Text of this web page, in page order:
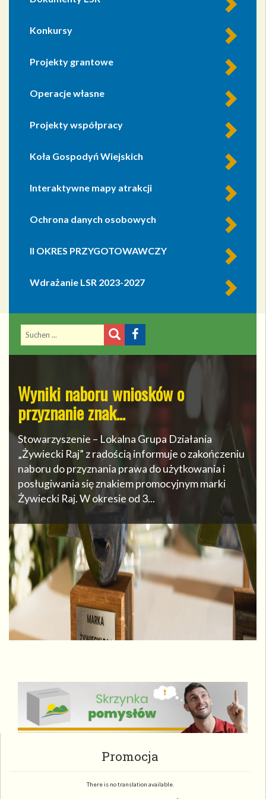
Konkursy
Projekty grantowe
Operacje własne
Projekty współpracy
Koła Gospodyń Wiejskich
Interaktywne mapy atrakcji
Ochrona danych osobowych
II OKRES PRZYGOTOWAWCZY
Wdrażanie LSR 2023-2027
Promocja
There is no translation available.